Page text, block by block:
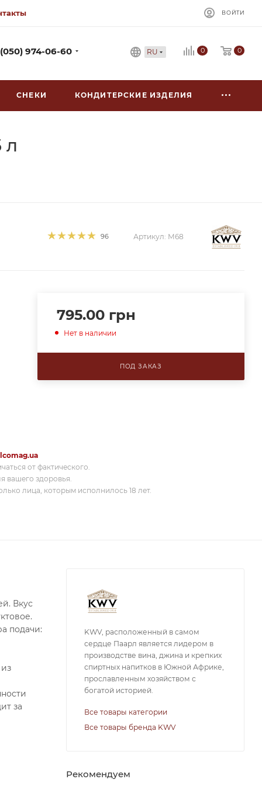
ВОЙТИ
974-06-60 RU 0 0
СНЕКИ КОНДИТЕРСКИЕ ИЗДЕЛИЯ
л
96 Артикул: М68
795.00грн
Нет в наличии
ПОД ЗАКАЗ
от фактического.
вашего здоровья.
лица, которым исполнилось 18 лет.
Вкус
подачи:
за
KWV, расположенный в самом
сердце Паарл является лидером в
производстве вина, джина и крепких
спиртных напитков в Южной Африке,
прославленным хозяйством с
богатой историей.
Все товары категории
Все товары бренда KWV
Рекомендуем